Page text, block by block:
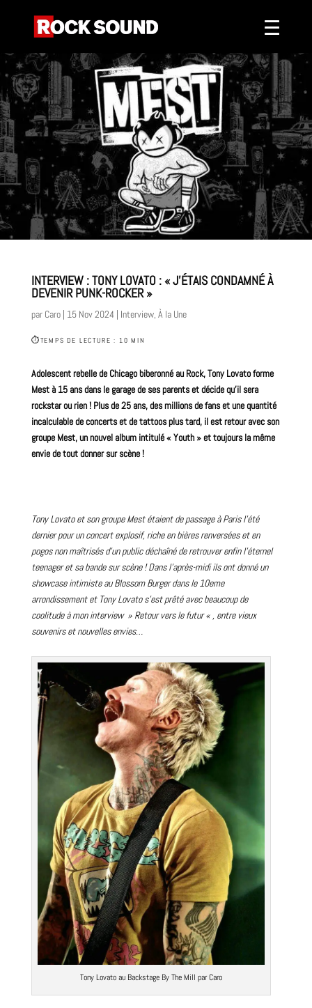
INTERVIEW : TONY LOVATO : « J’ÉTAIS CONDAMNÉ À
DEVENIR PUNK-ROCKER »
par Caro| 15 Nov 2024 | Interview, À la Une
⏱TEMPS DE LECTURE : 10 MIN
Adolescent rebelle de Chicago biberonné au Rock, Tony Lovato forme
Mest à 15 ans dans le garage de ses parents et décide qu’il sera
rockstar ou rien ! Plus de 25 ans, des millions de fans et une quantité
incalculable deconcertset de tattoos plus tard, il est retour avec son
groupeMest, un nouvelalbumintitulé « Youth » et toujours la même
envie de tout donner sur scène !
Tony Lovato et son groupe Mest étaient de passage à Paris l’été
dernier pour un concert explosif, riche en bières renversées et en
pogos non maîtrisés d’un public déchaîné de retrouver enfin l’éternel
teenager et sa bande sur scène ! Dans l’après-midi ils ont donné un
showcase intimiste au Blossom Burger dans le 10eme
arrondissement et Tony Lovato s’est prêté avec beaucoup de
coolitude à moninterview» Retour vers le futur « , entre vieux
souvenirs et nouvelles envies…
Tony Lovato au BackstageBy The Mill par Caro